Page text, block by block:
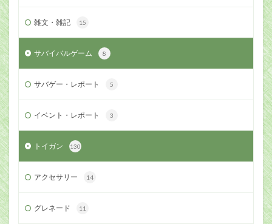
雑文・雑記 15
サバイバルゲーム 8
サバゲー・レポート 5
イベント・レポート 3
トイガン 130
アクセサリー 14
グレネード 11